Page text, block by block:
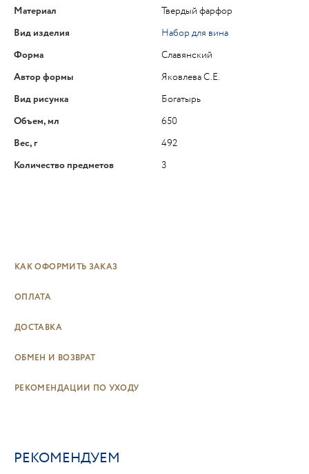
Материал
Твердый фарфор
Вид изделия
Набор для вина
Форма
Славянский
Автор формы
Яковлева С.Е.
Вид рисунка
Богатырь
Объем, мл
650
Вес, г
492
Количество предметов
3
КАК ОФОРМИТЬ ЗАКАЗ
ОПЛАТА
ДОСТАВКА
ОБМЕН И ВОЗВРАТ
РЕКОМЕНДАЦИИ ПО УХОДУ
РЕКОМЕНДУЕМ